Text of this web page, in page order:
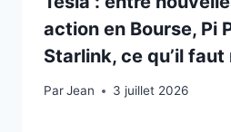
action en Bourse, Pi
Starlink, ce qu’il
ParJean
3 juillet 20263 juillet 2026